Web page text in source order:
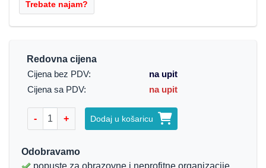
Redovna cijena
Cijena bez PDV:
na upit
Cijena sa PDV:
na upit
- + Dodaj u košaricu
Odobravamo